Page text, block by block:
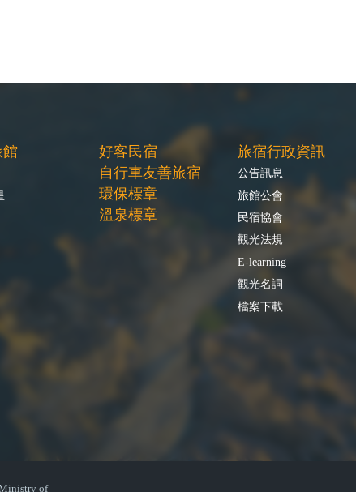
館
好客民宿
自行車友善旅宿
環保標章
溫泉標章
旅宿行政資訊
公告訊息
旅館公會
民宿協會
觀光法規
E-learning
觀光名詞
檔案下載
of